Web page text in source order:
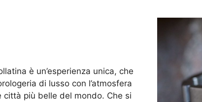
è un’esperienza unica, che
di lusso con l’atmosfera
più belle del mondo. Che si